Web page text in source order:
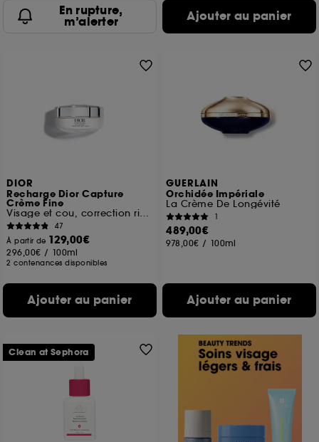
En rupture,
m’alerter Ajouter au panier
DIOR
Recharge Dior Capture
Crème Fine
Visage et cou, correction rides et fermeté
47
À partir de 129,00€
296,00€ / 100ml
2 contenances disponibles
Ajouter au panier
GUERLAIN
Orchidée Impériale
La Crème De Longévité
1
489,00€
978,00€ / 100ml
Ajouter au panier
Clean at Sephora